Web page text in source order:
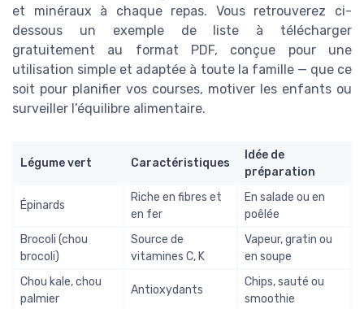
et minéraux à chaque repas. Vous retrouverez ci-
dessous un exemple de liste à télécharger
gratuitement au format PDF, conçue pour une
utilisation simple et adaptée à toute la famille — que ce
soit pour planifier vos courses, motiver les enfants ou
surveiller l’équilibre alimentaire.
Légume vert Caractéristiques
Idée de
préparation
Épinards
Riche en fibres et
en fer
En salade ou en
poêlée
Brocoli (chou
brocoli)
Source de
vitamines C, K
Vapeur, gratin ou
en soupe
Chou kale, chou
palmier
Antioxydants
Chips, sauté ou
smoothie